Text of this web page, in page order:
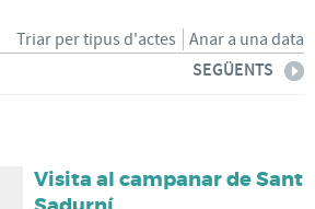
Triar per tipus d'actes Anar a una data
SEGÜENTS
Visita al campanar de Sant